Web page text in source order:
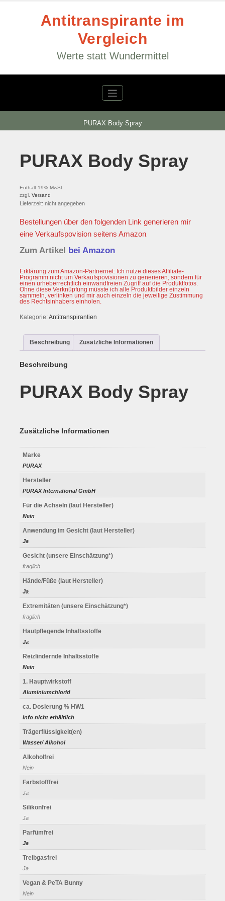
Antitranspirante im
Vergleich
Werte statt Wundermittel
PURAX Body Spray
PURAX Body Spray
Enthält 19% MwSt.
zzgl. Versand
Lieferzeit: nicht angegeben
Bestellungen über den folgenden Link generieren mir
eine Verkaufspovision seitens Amazon
Zum Artikel bei Amazon
Erklärung zum Amazon-Partnernet: Ich nutze dieses Affiliate-
Programm nicht um Verkaufspovisionen zu generieren, sondern für
einen urheberrechtlich einwandfreien Zugriff auf die Produktfotos.
Ohne diese Verknüpfung müsste ich alle Produktbilder einzeln
sammeln, verlinken und mir auch einzeln die jeweilige Zustimmung
des Rechtsinhabers einholen.
Kategorie:Antitranspirantien
Beschreibung Zusätzliche Informationen
Beschreibung
PURAX Body Spray
Zusätzliche Informationen
Marke
PURAX
Hersteller
PURAX International GmbH
Für die Achseln (laut Hersteller)
Nein
Anwendung im Gesicht (laut Hersteller)
Ja
Gesicht (unsere Einschätzung*)
fraglich
Hände/Füße (laut Hersteller)
Ja
Extremitäten (unsere Einschätzung*)
fraglich
Hautpflegende Inhaltsstoffe
Ja
Reizlindernde Inhaltsstoffe
Nein
1. Hauptwirkstoff
Aluminiumchlorid
ca. Dosierung % HW1
Info nicht erhältlich
Trägerflüssigkeit(en)
Wasser/ Alkohol
Alkoholfrei
Nein
Farbstofffrei
Ja
Silikonfrei
Ja
Parfümfrei
Ja
Treibgasfrei
Ja
Vegan & PeTA Bunny
Nein